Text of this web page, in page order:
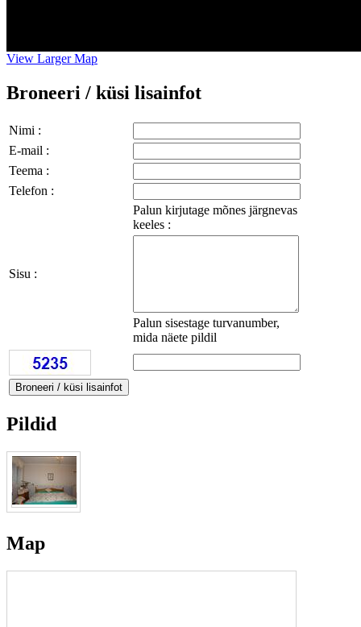
View Larger Map
Broneeri / küsi lisainfot
Nimi :
E-mail :
Teema :
Telefon :
Palun kirjutage mõnes järgnevas
keeles :
Sisu :
Palun sisestage turvanumber,
mida näete pildil
Pildid
Map